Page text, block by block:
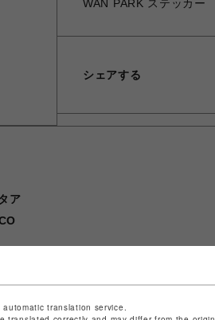
WAN PARK ステッカー
シェアする
ア
translation service.